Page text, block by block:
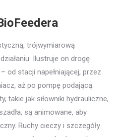
trójwymiarową
Ilustruje on drogę
od stacji napełniającej, przez
aż po pompę podającą.
takie jak siłowniki hydrauliczne,
są animowane, aby
Ruchy cieczy i szczegóły